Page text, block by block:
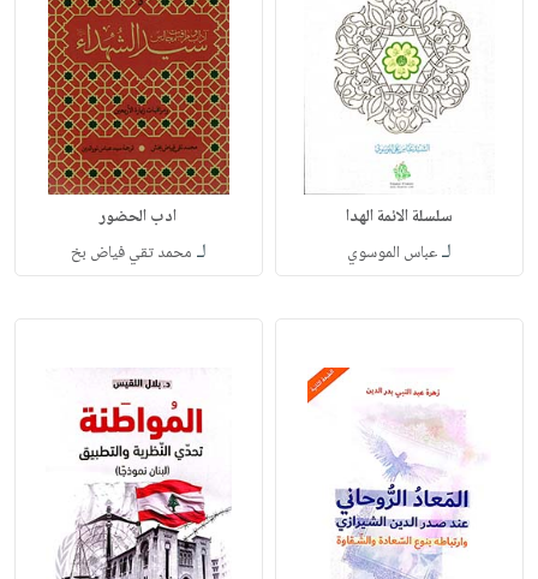
سلسلة الائمة الهدا
لـعباس الموسوي
ادب الحضور
لـ محمد تقي فياض بخ